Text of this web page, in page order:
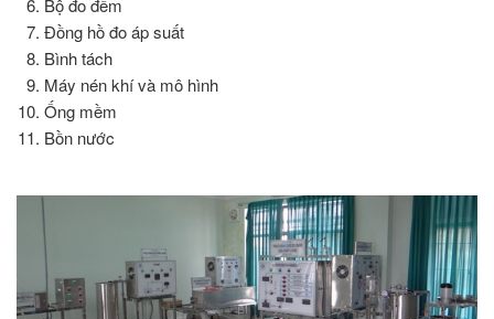
Đồng hồ đo áp suất
Bình tách
Máy nén khí và mô hình
Ống mềm
Bồn nước